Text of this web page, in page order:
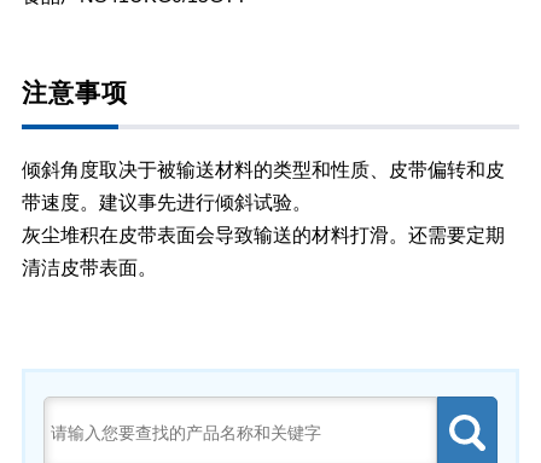
注意事项
倾斜角度取决于被输送材料的类型和性质、皮带偏转和皮
带速度。建议事先进行倾斜试验。
灰尘堆积在皮带表面会导致输送的材料打滑。还需要定期
清洁皮带表面。